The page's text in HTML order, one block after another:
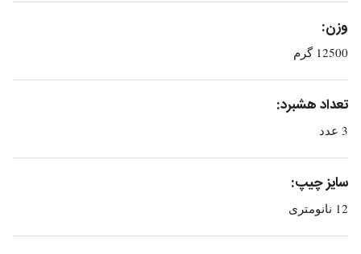
وزن:
12500 گرم
تعداد هشبرد:
3 عدد
سایز چیپ:
12 نانومتری